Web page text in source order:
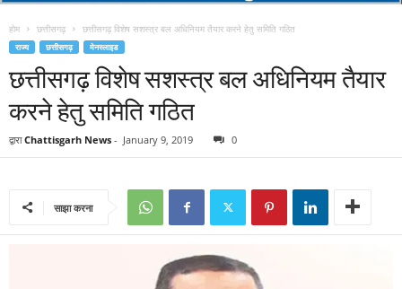
होम छत्तीसगढ़ छत्तीसगढ़ विशेष सशस्त्र बल अधिनियम तैयार करने हेतु समिति गठित
राज्य छत्तीसगढ़ मेनस्लाइड
छत्तीसगढ़ विशेष सशस्त्र बल अधिनियम तैयार
करने हेतु समिति गठित
द्वारा Chattisgarh News - January 9, 2019 0
साझा करना